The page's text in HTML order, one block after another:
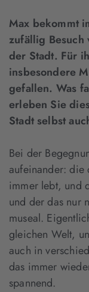
Max bekommt
zufällig Besuch
der Stadt. Für
insbesondere
gefallen. Was
erleben Sie
Stadt selbst
Bei der
aufeinander: die
immer lebt, und
und der das nur
museal.
gleichen Welt,
auch in
das immer
spannend.